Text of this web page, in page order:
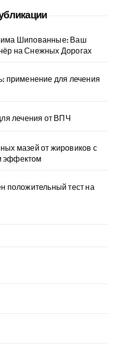
Шипованные: Ваш
на Снежных Дорогах
применение для лечения
лечения от ВПЧ
мазей от жировиков с
эффектом
положительный тест на